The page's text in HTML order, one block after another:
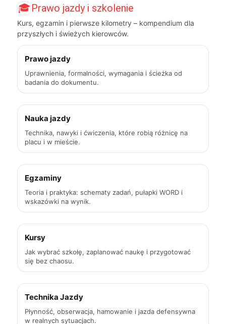
🎓 Prawo jazdy i szkolenie
Kurs, egzamin i pierwsze kilometry – kompendium dla
przyszłych i świeżych kierowców.
Prawo jazdy
Uprawnienia, formalności, wymagania i ścieżka od
badania do dokumentu.
Nauka jazdy
Technika, nawyki i ćwiczenia, które robią różnicę na
placu i w mieście.
Egzaminy
Teoria i praktyka: schematy zadań, pułapki WORD i
wskazówki na wynik.
Kursy
Jak wybrać szkołę, zaplanować naukę i przygotować
się bez chaosu.
Technika Jazdy
Płynność, obserwacja, hamowanie i jazda defensywna
w realnych sytuacjach.